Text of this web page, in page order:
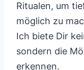
Ritualen, um
möglich zu
Ich biete Dir
sondern die
erkennen.